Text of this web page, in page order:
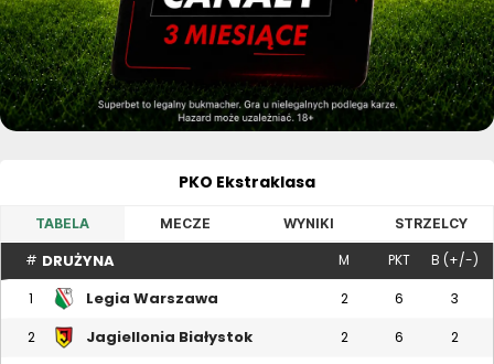
PKO Ekstraklasa
TABELA MECZE WYNIKI STRZELCY
# DRUŻYNA M PKT B (+/-)
1 Legia Warszawa 2 6 3
2 Jagiellonia Białystok 2 6 2